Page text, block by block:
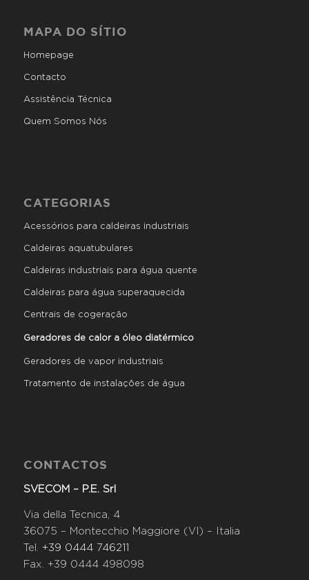
MAPA DO SÍTIO
Homepage
Contacto
Assistência Técnica
Quem Somos Nós
CATEGORIAS
Acessórios para caldeiras industriais
Caldeiras aquatubulares
Caldeiras industriais para água quente
Caldeiras para água superaquecida
Centrais de cogeração
Geradores de calor a óleo diatérmico
Geradores de vapor industriais
Tratamento de instalações de água
CONTACTOS
SVECOM – P.E. Srl
Via della Tecnica, 4
36075 – Montecchio Maggiore (VI) – Italia
Tel. +39 0444 746211
Fax. +39 0444 498098